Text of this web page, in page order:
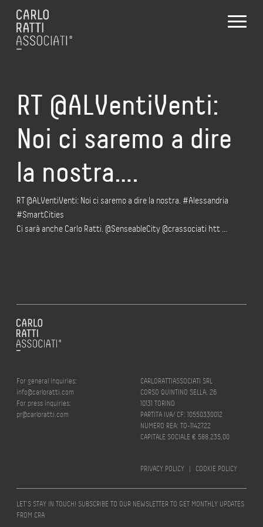
RT @ALVentiVenti:
Noi ci saremo a dire
la nostra….
RT @ALVentiVenti: Noi ci saremo a dire la nostra. #Alessandria
#SmartCities
Ci sarà anche Carlo Ratti. @SenseableCity @crassociati htt …
For general inquiries:
info@carloratti.com
For press inquiries:
pr@carloratti.com
CARLORATTIASSOCIATI SRL
CORSO QUINTINO SELLA, 26
10131 TORINO
PARTITA IVA/ CF: 10550330012
NUMERO REA: TO-1142722
CAPITALE SOCIALE € 588.235,00
PRIVACY POLICY | COOKIE POLICY
LET’S STAY IN TOUCH! SUBSCRIBE TO OUR NEWSLETTER TO GET MONTHLY UPDATES
FROM CRA